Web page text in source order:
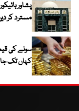
پشاور
مسترد کر
سونے کی
کہاں تک جا